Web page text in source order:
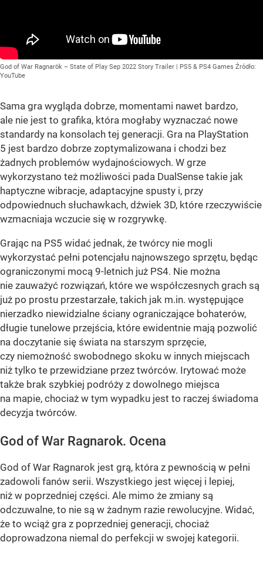
God of War Ragnarök – State of Play Sep 2022 Story Trailer | PS5 & PS4 Games Źródło:
YouTube
Sama gra wygląda dobrze, momentami nawet bardzo,
ale nie jest to grafika, która mogłaby wyznaczać nowe
standardy na konsolach tej generacji. Gra na PlayStation
5 jest bardzo dobrze zoptymalizowana i chodzi bez
żadnych problemów wydajnościowych. W grze
wykorzystano też możliwości pada DualSense takie jak
haptyczne wibracje, adaptacyjne spusty i, przy
odpowiednuch słuchawkach, dźwiek 3D, które rzeczywiście
wzmacniaja wczucie się w rozgrywkę.
Grając na PS5 widać jednak, że twórcy nie mogli
wykorzystać pełni potencjału najnowszego sprzętu, będąc
ograniczonymi mocą 9-letnich już PS4. Nie można
nie zauważyć rozwiązań, które we współczesnych grach są
już po prostu przestarzałe, takich jak m.in. występujące
nierzadko niewidzialne ściany ograniczające bohaterów,
długie tunelowe przejścia, które ewidentnie mają pozwolić
na doczytanie się świata na starszym sprzęcie,
czy niemożność swobodnego skoku w innych miejscach
niż tylko te przewidziane przez twórców. Irytować może
także brak szybkiej podróży z dowolnego miejsca
na mapie, chociaż w tym wypadku jest to raczej świadoma
decyzja twórców.
God of War Ragnarok. Ocena
God of War Ragnarok jest grą, która z pewnością w pełni
zadowoli fanów serii. Wszystkiego jest więcej i lepiej,
niż w poprzedniej części. Ale mimo że zmiany są
odczuwalne, to nie są w żadnym razie rewolucyjne. Widać,
że to wciąż gra z poprzedniej generacji, chociaż
doprowadzona niemal do perfekcji w swojej kategorii.